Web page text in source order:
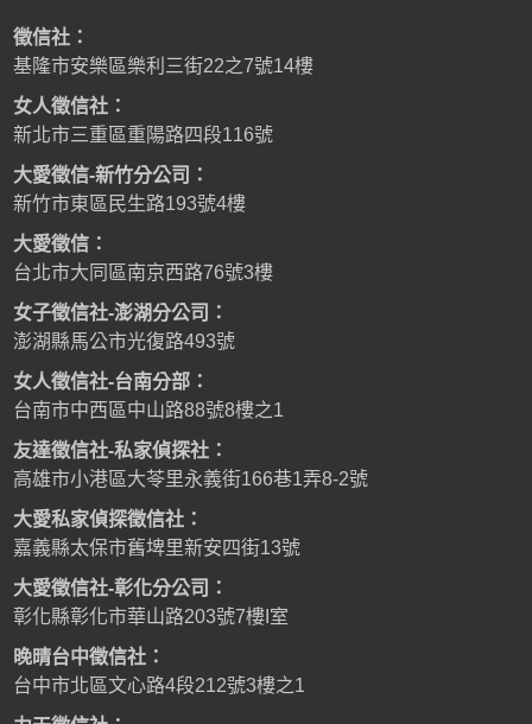
徵信社：
基隆市安樂區樂利三街22之7號14樓
女人徵信社：
新北市三重區重陽路四段116號
大愛徵信-新竹分公司：
新竹市東區民生路193號4樓
大愛徵信：
台北市大同區南京西路76號3樓
女子徵信社-澎湖分公司：
澎湖縣馬公市光復路493號
女人徵信社-台南分部：
台南市中西區中山路88號8樓之1
友達徵信社-私家偵探社：
高雄市小港區大苓里永義街166巷1弄8-2號
大愛私家偵探徵信社：
嘉義縣太保市舊埤里新安四街13號
大愛徵信社-彰化分公司：
彰化縣彰化市華山路203號7樓I室
晚晴台中徵信社：
台中市北區文心路4段212號3樓之1